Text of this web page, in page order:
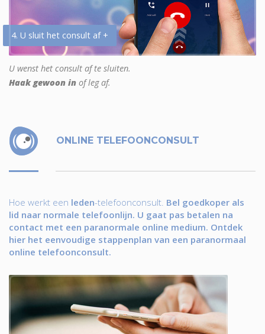
4. U sluit het consult af +
U wenst het consult af te sluiten.
Haak gewoon in of leg af.
ONLINE TELEFOONCONSULT
Hoe werkt een leden-telefoonconsult. Bel goedkoper als
lid naar normale telefoonlijn. U gaat pas betalen na
contact met een paranormale online medium. Ontdek
hier het eenvoudige stappenplan van een paranormaal
online telefoonconsult.